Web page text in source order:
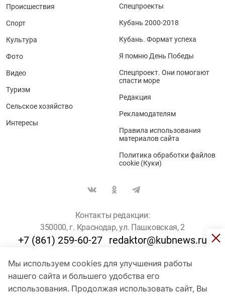
Мы используем cookies для улучшения работы
нашего сайта и большего удобства его
использования. Продолжая использовать сайт, Вы
Происшествия
Спорт
Культура
Фото
Видео
Туризм
Сельское хозяйство
Интересы
Спецпроекты
Кубань 2000-2018
Кубань. Формат успеха
Я помню День Победы
Спецпроект. Они помогают
спасти море
Редакция
Рекламодателям
Правила использования
материалов сайта
Политика обработки файлов
cookie (Куки)
Контакты редакции:
350000, г. Краснодар, ул. Пашковская, 2
+7 (861) 259-60-27 redaktor@kubnews.ru
Для пользователей старше 16 лет
© Кубанские Новости, 2017